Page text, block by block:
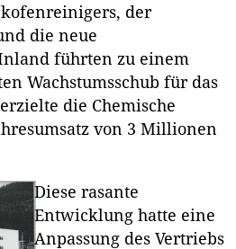
der
die neue
führten zu einem
Wachstumsschub für das
die Chemische
von 3 Millionen
Diese rasante
Entwicklung hatte eine
Anpassung des Vertriebs